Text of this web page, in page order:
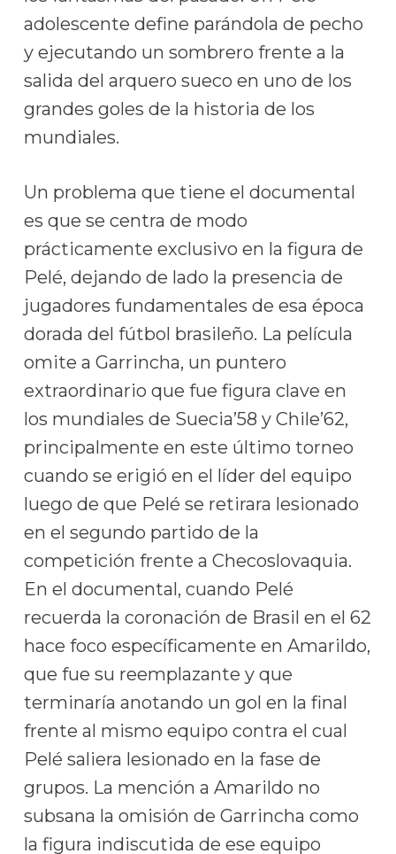
adolescente define parándola de pecho
y ejecutando un sombrero frente a la
salida del arquero sueco en uno de los
grandes goles de la historia de los
mundiales.
Un problema que tiene el documental
es que se centra de modo
prácticamente exclusivo en la figura de
Pelé, dejando de lado la presencia de
jugadores fundamentales de esa época
dorada del fútbol brasileño. La película
omite a Garrincha, un puntero
extraordinario que fue figura clave en
los mundiales de Suecia’58 y Chile’62,
principalmente en este último torneo
cuando se erigió en el líder del equipo
luego de que Pelé se retirara lesionado
en el segundo partido de la
competición frente a Checoslovaquia.
En el documental, cuando Pelé
recuerda la coronación de Brasil en el 62
hace foco específicamente en Amarildo,
que fue su reemplazante y que
terminaría anotando un gol en la final
frente al mismo equipo contra el cual
Pelé saliera lesionado en la fase de
grupos. La mención a Amarildo no
subsana la omisión de Garrincha como
la figura indiscutida de ese equipo